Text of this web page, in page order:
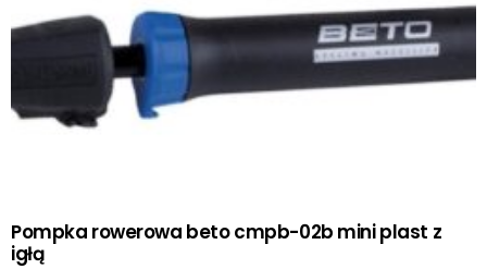
Pompka rowerowa beto cmpb-02b mini plast z
igłą